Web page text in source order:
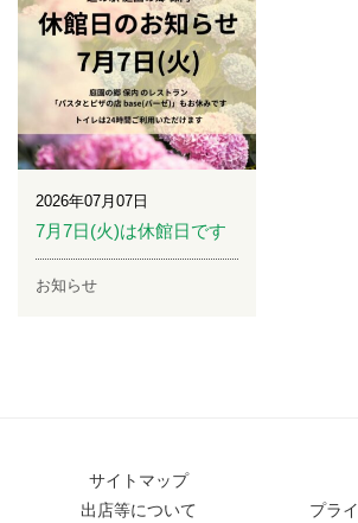
2026年07月07日
7月7日(火)は休館日です
お知らせ
サイトマップ
出店等について
プラ